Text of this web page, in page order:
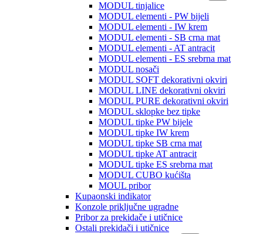
MODUL tinjalice
MODUL elementi - PW bijeli
MODUL elementi - IW krem
MODUL elementi - SB crna mat
MODUL elementi - AT antracit
MODUL elementi - ES srebrna mat
MODUL nosači
MODUL SOFT dekorativni okviri
MODUL LINE dekorativni okviri
MODUL PURE dekorativni okviri
MODUL sklopke bez tipke
MODUL tipke PW bijele
MODUL tipke IW krem
MODUL tipke SB crna mat
MODUL tipke AT antracit
MODUL tipke ES srebrna mat
MODUL CUBO kućišta
MOUL pribor
Kupaonski indikator
Konzole priključne ugradne
Pribor za prekidače i utičnice
Ostali prekidači i utičnice